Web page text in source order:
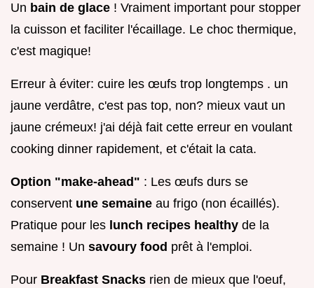
Un bain de glace ! Vraiment important pour stopper
la cuisson et faciliter l'écaillage. Le choc thermique,
c'est magique!
Erreur à éviter: cuire les œufs trop longtemps . un
jaune verdâtre, c'est pas top, non? mieux vaut un
jaune crémeux! j'ai déjà fait cette erreur en voulant
cooking dinner rapidement, et c'était la cata.
Option "make-ahead" : Les œufs durs se
conservent une semaine au frigo (non écaillés).
Pratique pour les lunch recipes healthy de la
semaine ! Un savoury food prêt à l'emploi.
Pour Breakfast Snacks rien de mieux que l'oeuf,